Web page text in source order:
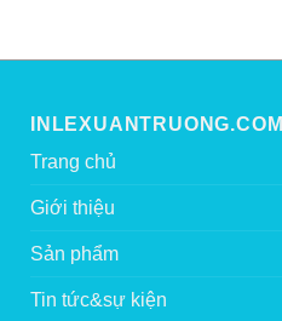
INLEXUANTRUONG.COM
Trang chủ
Giới thiệu
Sản phẩm
Tin tức&sự kiện